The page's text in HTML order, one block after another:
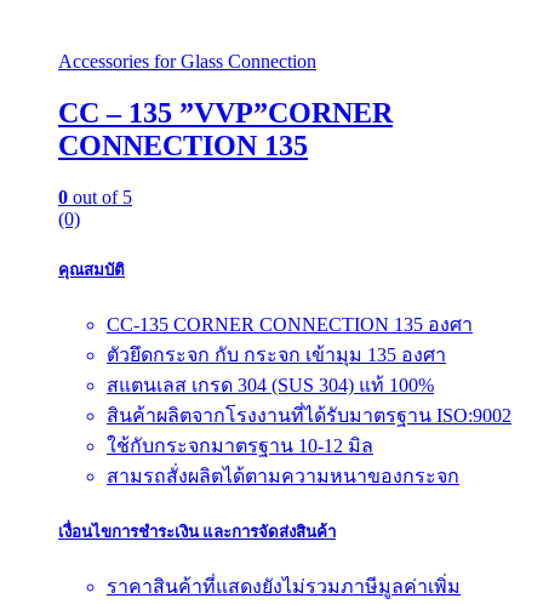
Accessories for Glass Connection
CC – 135 ”VVP”CORNER
CONNECTION 135
0 out of 5
(0)
คุณสมบัติ
CC-135 CORNER CONNECTION 135 องศา
ตัวยึดกระจก กับ กระจก เข้ามุม 135 องศา
สแตนเลส เกรด 304 (SUS 304) แท้ 100%
สินค้าผลิตจากโรงงานที่ได้รับมาตรฐาน ISO:9002
ใช้กับกระจกมาตรฐาน 10-12 มิล
สามรถสั่งผลิตได้ตามความหนาของกระจก
เงื่อนไขการชำระเงิน และการจัดส่งสินค้า
ราคาสินค้าที่แสดงยังไม่รวมภาษีมูลค่าเพิ่ม